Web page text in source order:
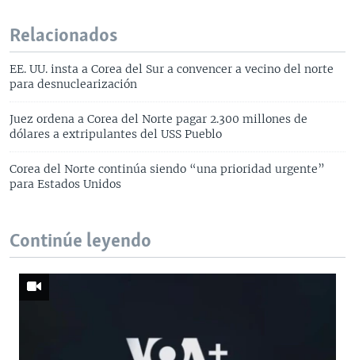
Relacionados
EE. UU. insta a Corea del Sur a convencer a vecino del norte
para desnuclearización
Juez ordena a Corea del Norte pagar 2.300 millones de
dólares a extripulantes del USS Pueblo
Corea del Norte continúa siendo “una prioridad urgente”
para Estados Unidos
Continúe leyendo